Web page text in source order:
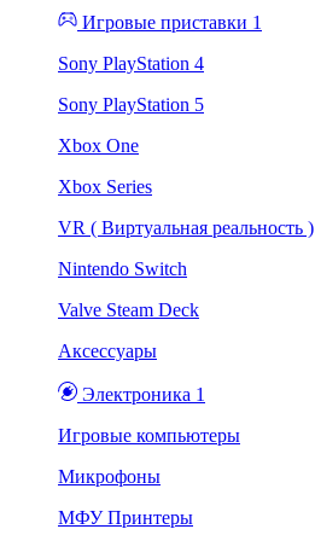
Игровые приставки 1
Sony PlayStation 4
Sony PlayStation 5
Xbox One
Xbox Series
VR ( Виртуальная реальность )
Nintendo Switch
Valve Steam Deck
Аксессуары
Электроника 1
Игровые компьютеры
Микрофоны
МФУ Принтеры